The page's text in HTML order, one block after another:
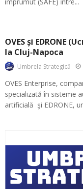
OVES și EDRONE
la Cluj-Napoca
Umbrela Strategică
OVES Enterprise,
specializată în sisteme
artificială şi EDRONE,